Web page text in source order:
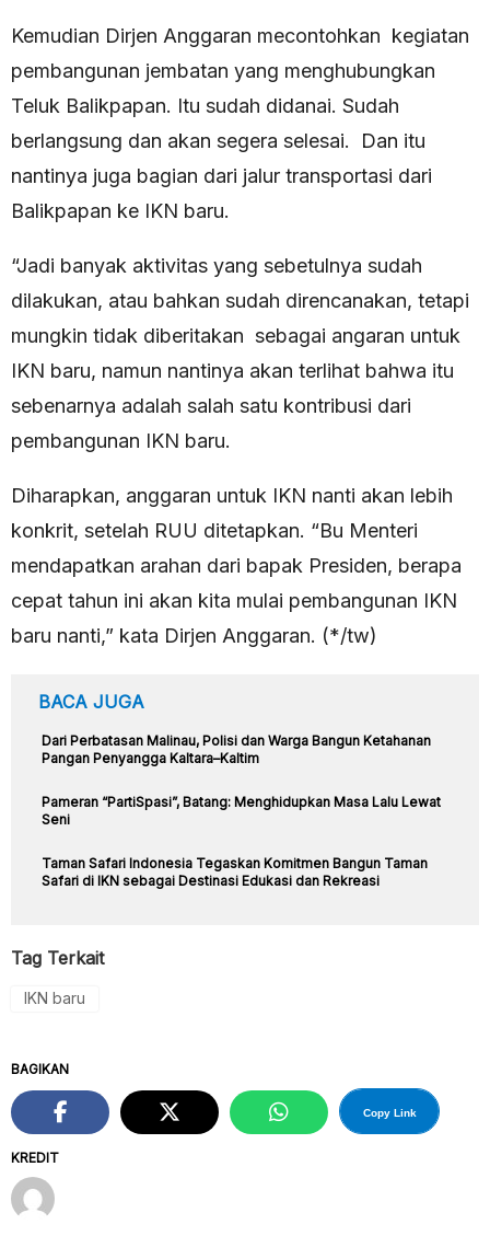
Kemudian Dirjen Anggaran mecontohkan kegiatan
pembangunan jembatan yang menghubungkan
Teluk Balikpapan. Itu sudah didanai. Sudah
berlangsung dan akan segera selesai. Dan itu
nantinya juga bagian dari jalur transportasi dari
Balikpapan ke IKN baru.
“Jadi banyak aktivitas yang sebetulnya sudah
dilakukan, atau bahkan sudah direncanakan, tetapi
mungkin tidak diberitakan sebagai angaran untuk
IKN baru, namun nantinya akan terlihat bahwa itu
sebenarnya adalah salah satu kontribusi dari
pembangunan IKN baru.
Diharapkan, anggaran untuk IKN nanti akan lebih
konkrit, setelah RUU ditetapkan. “Bu Menteri
mendapatkan arahan dari bapak Presiden, berapa
cepat tahun ini akan kita mulai pembangunan IKN
baru nanti,” kata Dirjen Anggaran. (*/tw)
BACA JUGA
Dari Perbatasan Malinau, Polisi dan Warga Bangun Ketahanan
Pangan Penyangga Kaltara–Kaltim
Pameran “PartiSpasi”, Batang: Menghidupkan Masa Lalu Lewat
Seni
Taman Safari Indonesia Tegaskan Komitmen Bangun Taman
Safari di IKN sebagai Destinasi Edukasi dan Rekreasi
Tag Terkait
IKN baru
KREDIT
BAGIKAN
Copy Link